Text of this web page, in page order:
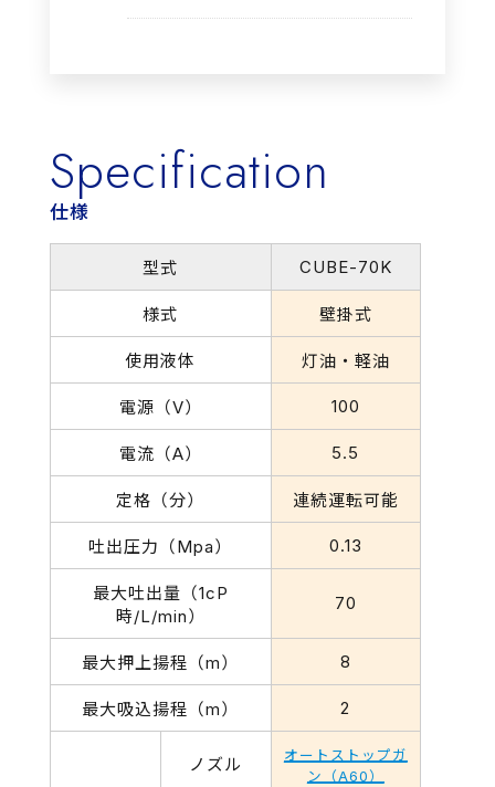
Specification
仕様
型式 CUBE-70K
様式 壁掛式
使用液体 灯油・軽油
電源（V） 100
電流（A） 5.5
定格（分） 連続運転可能
吐出圧力（Mpa） 0.13
最大吐出量（1cP
時/L/min）
70
最大押上揚程（m） 8
最大吸込揚程（m） 2
ノズル
オートストップガ
ン（A60）